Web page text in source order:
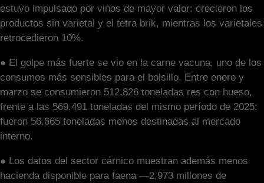
estuvo impulsado por vinos de mayor valor: crecieron los
productos sin varietal y el tetra brik, mientras los varietales
retrocedieron 10%.
● El golpe más fuerte se vio en la carne vacuna, uno de los
consumos más sensibles para el bolsillo. Entre enero y
marzo se consumieron 512.826 toneladas res con hueso,
frente a las 569.491 toneladas del mismo período de 2025:
fueron 56.665 toneladas menos destinadas al mercado
interno.
● Los datos del sector cárnico muestran además menos
hacienda disponible para faena —2,973 millones de